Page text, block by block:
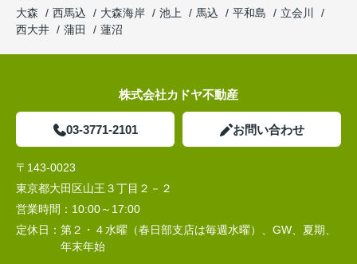
大森
西馬込 大森海岸 池上 馬込 平和島
立会川
西大井
蒲田 蓮沼
株式会社カドヤ不動産
03-3771-2101 お問い合わせ
〒143-0023
東京都大田区山王３丁目２－２
営業時間： 10:00～17:00
定休日： 第２・４水曜（春日部支店は毎週水曜）、GW、夏期、
年末年始